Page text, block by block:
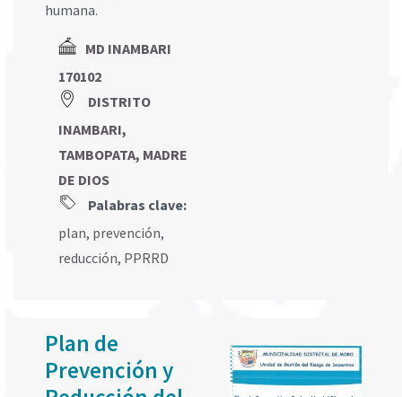
humana.
MD INAMBARI
170102
DISTRITO
INAMBARI,
TAMBOPATA, MADRE
DE DIOS
Palabras clave:
plan, prevención,
reducción, PPRRD
Plan de
Prevención y